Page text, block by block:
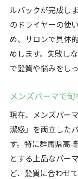
ルバックが完成し
のドライヤーの使
め、サロンで具体
めします。失敗し
で髪質や悩みをし
メンズパーマで
現在、メンズパー
潔感」を両立した
す。特に群馬県高
とする上品なパー
ど、髪質に合わせ